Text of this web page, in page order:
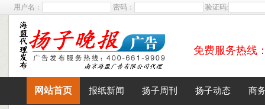
用户名： 密码： 验证码:
免费服务热线
网站首页 报纸新闻 扬子周刊 扬子动态 商